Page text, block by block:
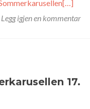
[…]
Legg igjen en kommentar
17.